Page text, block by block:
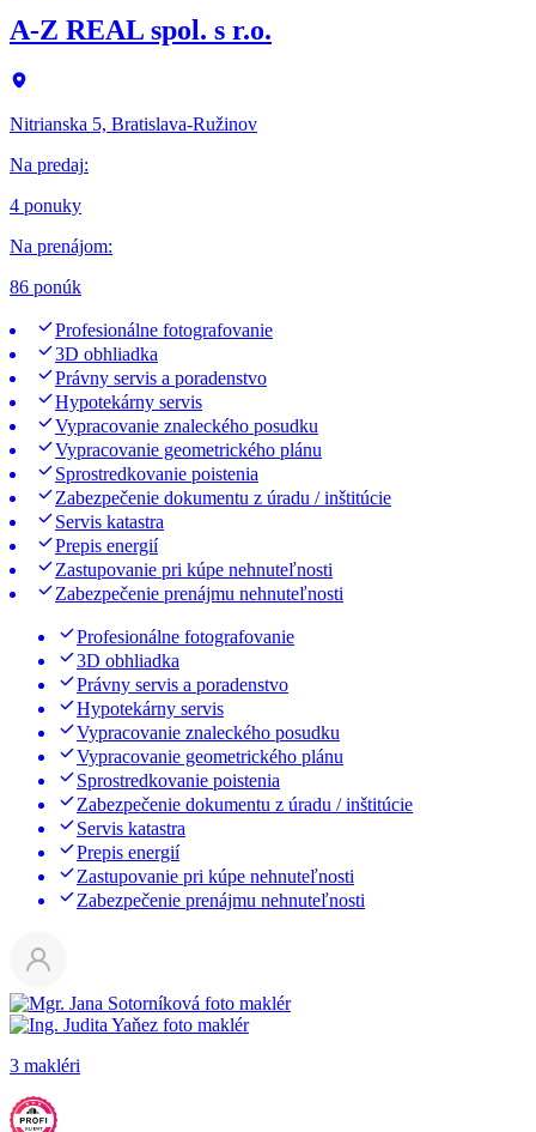
A-Z REAL spol. s r.o.
Nitrianska 5, Bratislava-Ružinov
Na predaj:
4 ponuky
Na prenájom:
86 ponúk
Profesionálne fotografovanie
3D obhliadka
Právny servis a poradenstvo
Hypotekárny servis
Vypracovanie znaleckého posudku
Vypracovanie geometrického plánu
Sprostredkovanie poistenia
Zabezpečenie dokumentu z úradu / inštitúcie
Servis katastra
Prepis energií
Zastupovanie pri kúpe nehnuteľnosti
Zabezpečenie prenájmu nehnuteľnosti
Profesionálne fotografovanie
3D obhliadka
Právny servis a poradenstvo
Hypotekárny servis
Vypracovanie znaleckého posudku
Vypracovanie geometrického plánu
Sprostredkovanie poistenia
Zabezpečenie dokumentu z úradu / inštitúcie
Servis katastra
Prepis energií
Zastupovanie pri kúpe nehnuteľnosti
Zabezpečenie prenájmu nehnuteľnosti
3 makléri